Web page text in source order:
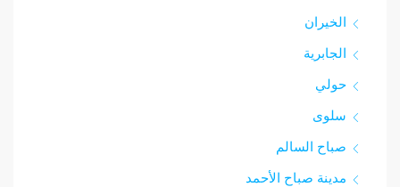
الخيران
الجابرية
حولي
سلوى
صباح السالم
مدينة صباح الأحمد